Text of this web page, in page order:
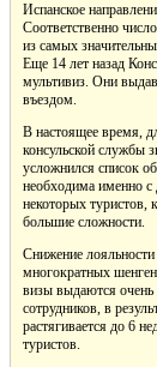
Испанское
Соответственно
из самых
Еще 14 лет назад
мультивиз. Они
въездом.
В настоящее время,
консульской службы
усложнился список
необходима именно с
некоторых туристов,
большие сложности.
Снижение
многократных
визы выдаются очень
сотрудников, в
растягивается до 6
туристов.